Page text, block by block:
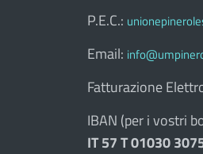
P.E.C.:
Email:
Fatturazione
IBAN (per i vostri
IT 57 T 01030